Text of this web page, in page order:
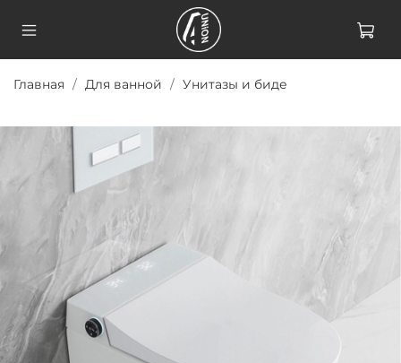
Главная Для ванной Унитазы и биде